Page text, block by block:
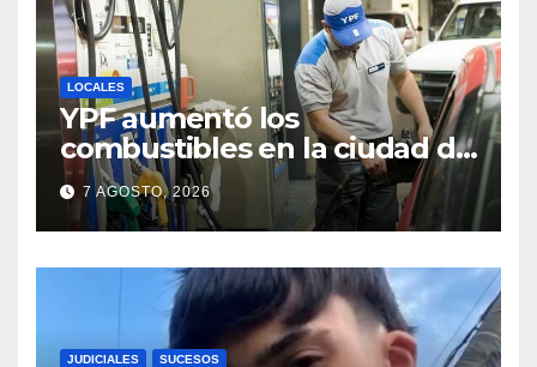
LOCALES
YPF aumentó los
combustibles en la ciudad de
Santa Fe: la nafta súper
superó los $2.100 y llenar el
tanque cuesta más de
$94.000
7 AGOSTO, 2026
JUDICIALES SUCESOS